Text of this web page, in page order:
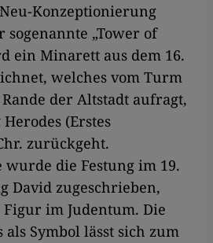
Konzeptionierung
sogenannte „Tower of
ein Minarett aus dem 16.
welches vom Turm
der Altstadt aufragt,
(Erstes
zurückgeht.
die Festung im 19.
David zugeschrieben,
im Judentum. Die
als Symbol lässt sich zum